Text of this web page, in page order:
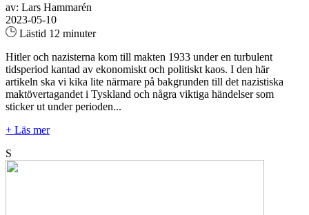
av: Lars Hammarén
2023-05-10
Lästid 12 minuter
Hitler och nazisterna kom till makten 1933 under en turbulent
tidsperiod kantad av ekonomiskt och politiskt kaos. I den här
artikeln ska vi kika lite närmare på bakgrunden till det nazistiska
maktövertagandet i Tyskland och några viktiga händelser som
sticker ut under perioden...
+ Läs mer
S